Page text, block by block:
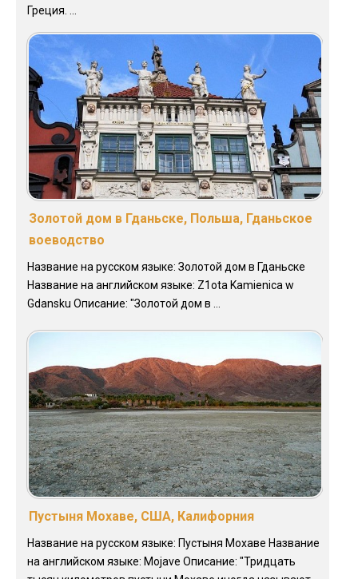
Греция. ...
Золотой дом в Гданьске, Польша, Гданьское
воеводство
Название на русском языке: Золотой дом в Гданьске
Название на английском языке: Z1ota Kamienica w
Gdansku Описание: "Золотой дом в ...
Пустыня Мохаве, США, Калифорния
Название на русском языке: Пустыня Мохаве Название
на английском языке: Mojave Описание: "Тридцать